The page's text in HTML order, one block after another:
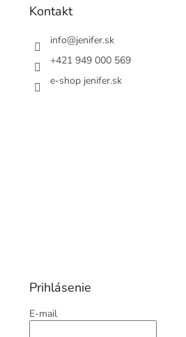
Kontakt
info@jenifer.sk
+421 949 000 569
e-shop jenifer.sk
Prihlásenie
E-mail